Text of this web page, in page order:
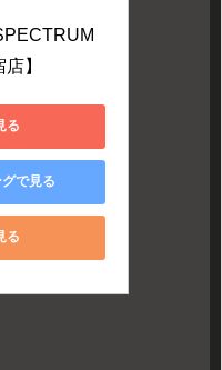
】
る
で見る
る